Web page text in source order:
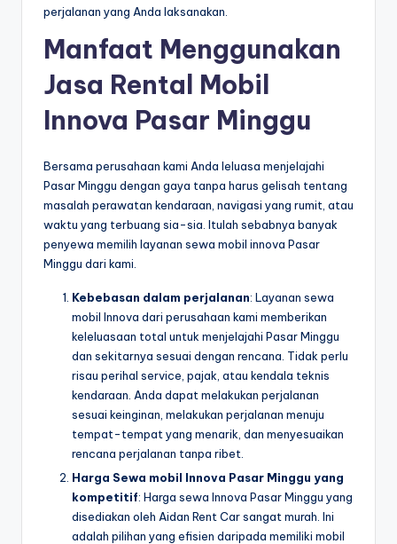
perjalanan yang Anda laksanakan.
Manfaat Menggunakan
Jasa Rental Mobil
Innova Pasar Minggu
Bersama perusahaan kami Anda leluasa menjelajahi
Pasar Minggu dengan gaya tanpa harus gelisah tentang
masalah perawatan kendaraan, navigasi yang rumit, atau
waktu yang terbuang sia-sia. Itulah sebabnya banyak
penyewa memilih layanan sewa mobil innova Pasar
Minggu dari kami.
Kebebasan dalam perjalanan: Layanan sewa
mobil Innova dari perusahaan kami memberikan
keleluasaan total untuk menjelajahi Pasar Minggu
dan sekitarnya sesuai dengan rencana. Tidak perlu
risau perihal service, pajak, atau kendala teknis
kendaraan. Anda dapat melakukan perjalanan
sesuai keinginan, melakukan perjalanan menuju
tempat-tempat yang menarik, dan menyesuaikan
rencana perjalanan tanpa ribet.
Harga Sewa mobil Innova Pasar Minggu yang
kompetitif: Harga sewa Innova Pasar Minggu yang
disediakan oleh Aidan Rent Car sangat murah. Ini
adalah pilihan yang efisien daripada memiliki mobil